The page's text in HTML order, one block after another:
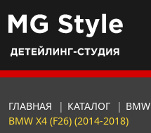
ГЛАВНАЯ | КАТАЛОГ | BMW
BMW X4 (F26) (2014-2018)